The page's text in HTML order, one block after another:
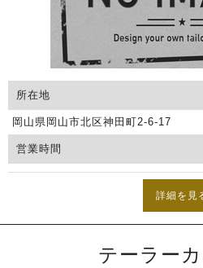
所在地
岡山県岡山市北区神田町2-6-17
営業時間
詳細を見
テーラー